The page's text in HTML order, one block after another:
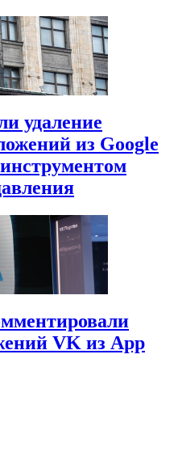
удаление
из Google
VK из App